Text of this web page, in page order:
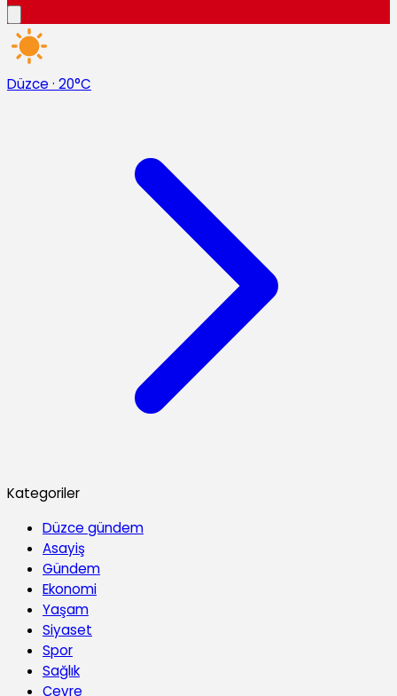
Düzce · 20°C
Kategoriler
Düzce gündem
Asayiş
Gündem
Ekonomi
Yaşam
Siyaset
Spor
Sağlık
Çevre